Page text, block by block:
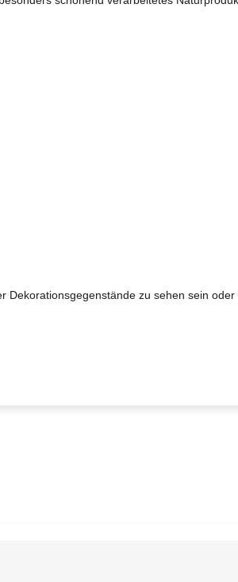
Dekorationsgegenstände zu sehen sein